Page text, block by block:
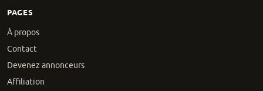
PAGES
À propos
Contact
Devenez annonceurs
Affiliation